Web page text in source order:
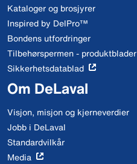
Kataloger og brosjyrer
Inspired by DelPro™
Bondens utfordringer
Tilbehørspermen - produktblader
Sikkerhetsdatablad
Om DeLaval
Visjon, misjon og kjerneverdier
Jobb i DeLaval
Standardvilkår
Media